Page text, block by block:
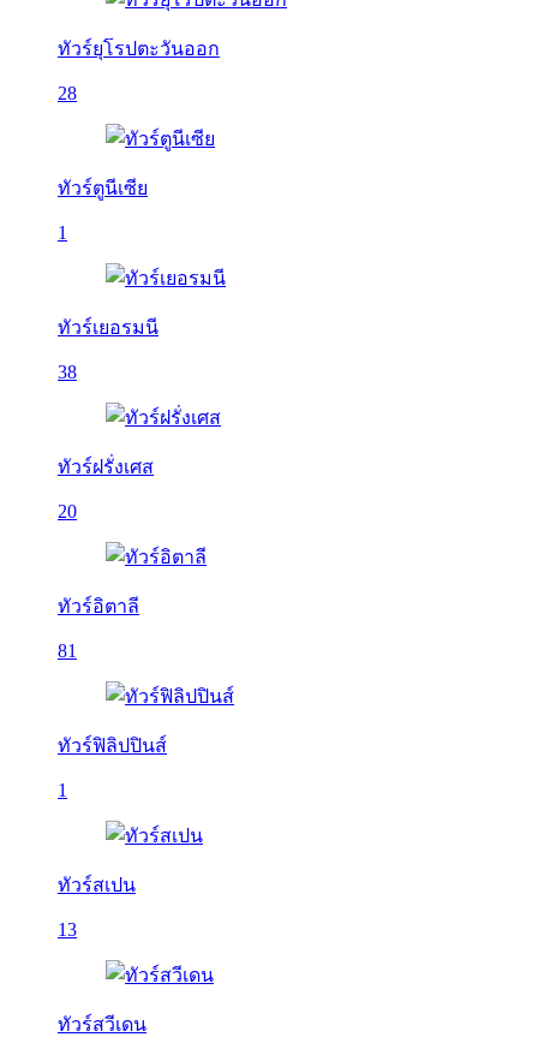
ทัวร์ยุโรปตะวันออก
28
ทัวร์ตูนีเซีย
1
ทัวร์เยอรมนี
38
ทัวร์ฝรั่งเศส
20
ทัวร์อิตาลี
81
ทัวร์ฟิลิปปินส์
1
ทัวร์สเปน
13
ทัวร์สวีเดน